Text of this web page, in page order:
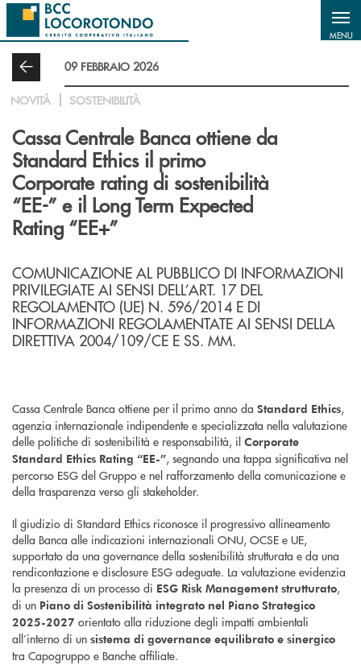
Salta al contenuto principale
MENU
09 FEBBRAIO 2026
NOVITÀ SOSTENIBILITÀ
Cassa Centrale Banca ottiene da
Standard Ethics il primo
Corporate rating di sostenibilità
“EE-” e il Long Term Expected
Rating “EE+”
COMUNICAZIONE AL PUBBLICO DI INFORMAZIONI
PRIVILEGIATE AI SENSI DELL’ART. 17 DEL
REGOLAMENTO (UE) N. 596/2014 E DI
INFORMAZIONI REGOLAMENTATE AI SENSI DELLA
DIRETTIVA 2004/109/CE E SS. MM.
Cassa Centrale Banca ottiene per il primo anno da Standard Ethics,
agenzia internazionale indipendente e specializzata nella valutazione
delle politiche di sostenibilità e responsabilità, il Corporate
Standard Ethics Rating “EE-”, segnando una tappa significativa nel
percorso ESG del Gruppo e nel rafforzamento della comunicazione e
della trasparenza verso gli stakeholder.
Il giudizio di Standard Ethics riconosce il progressivo allineamento
della Banca alle indicazioni internazionali ONU, OCSE e UE,
supportato da una governance della sostenibilità strutturata e da una
rendicontazione e disclosure ESG adeguate. La valutazione evidenzia
la presenza di un processo di ESG Risk Management strutturato,
di un Piano di Sostenibilità integrato nel Piano Strategico
2025-2027 orientato alla riduzione degli impatti ambientali
all’interno di un sistema di governance equilibrato e sinergico
tra Capogruppo e Banche affiliate.